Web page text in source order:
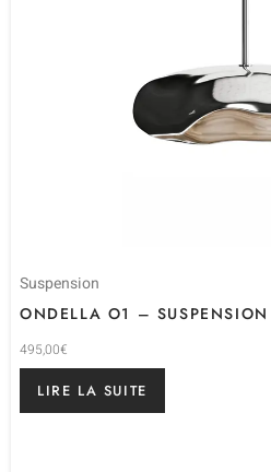
Suspension
ONDELLA O1 –
495,00€
LIRE LA SUITE